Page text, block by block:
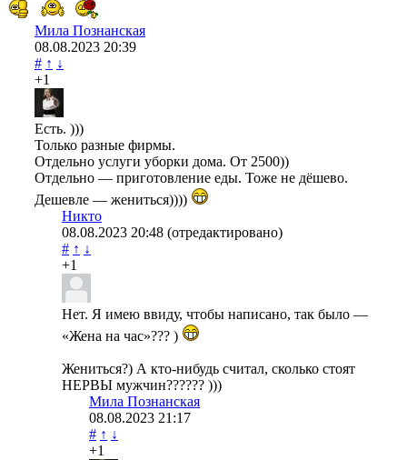
Мила Познанская
08.08.2023 20:39
# ↑ ↓
+1
Есть. )))
Только разные фирмы.
Отдельно услуги уборки дома. От 2500))
Отдельно — приготовление еды. Тоже не дёшево.
Дешевле — жениться))))
Никто
08.08.2023 20:48 (отредактировано)
# ↑ ↓
+1
Нет. Я имею ввиду, чтобы написано, так было —
«Жена на час»??? )
Жениться?) А кто-нибудь считал, сколько стоят
НЕРВЫ мужчин?????? )))
Мила Познанская
08.08.2023 21:17
# ↑ ↓
+1